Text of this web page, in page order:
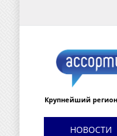
Крупнейший
НОВОСТИ